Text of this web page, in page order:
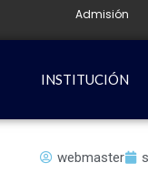
Admisión
INSTITUCIÓN
webmaster